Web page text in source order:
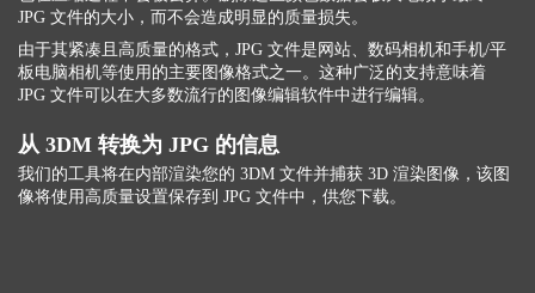
JPG 文件的大小，而不会造成明显的质量损失。
由于其紧凑且高质量的格式，JPG 文件是网站、数码相机和手机/平
板电脑相机等使用的主要图像格式之一。这种广泛的支持意味着
JPG 文件可以在大多数流行的图像编辑软件中进行编辑。
从 3DM 转换为 JPG 的信息
我们的工具将在内部渲染您的 3DM 文件并捕获 3D 渲染图像，该图
像将使用高质量设置保存到 JPG 文件中，供您下载。